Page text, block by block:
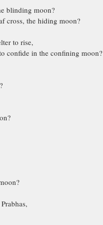
blinding moon?
cross, the hiding moon?
to rise,
confide in the confining moon?